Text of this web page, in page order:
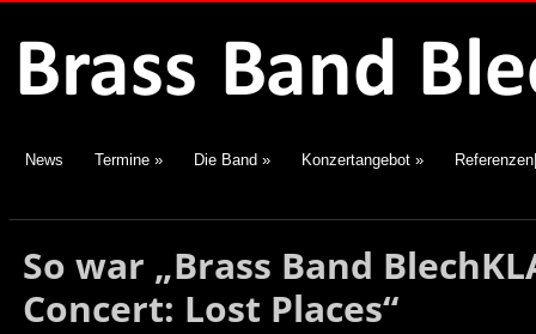
News Termine » Die Band » Konzertangebot »
So war „Brass Band
Concert: Lost Places“